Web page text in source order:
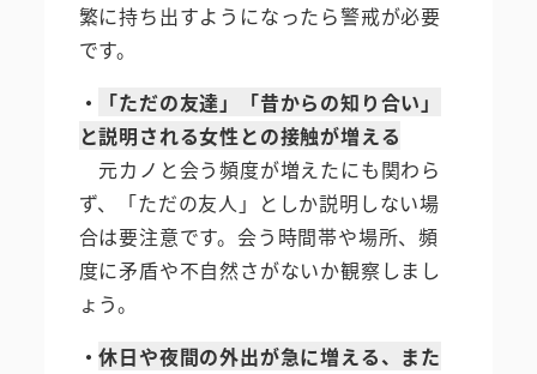
繁に持ち出すようになったら警戒が必要
です。
・
「ただの友達」「昔からの知り合い」
と説明される女性との接触が増える
元カノと会う頻度が増えたにも関わら
ず、「ただの友人」としか説明しない場
合は要注意です。会う時間帯や場所、頻
度に矛盾や不自然さがないか観察しまし
ょう。
・休日や夜間の外出が急に増える、また